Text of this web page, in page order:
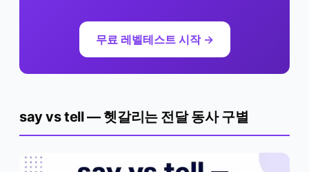
무료 레벨테스트 시작 →
say vs tell — 헷갈리는 전달 동사 구별